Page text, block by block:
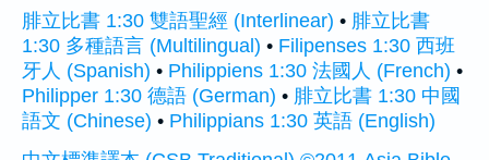
腓立比書 1:30 雙語聖經 (Interlinear) • 腓立比書
1:30 多種語言 (Multilingual) • Filipenses 1:30 西班
牙人 (Spanish) • Philippiens 1:30 法國人 (French) •
Philipper 1:30 德語 (German) • 腓立比書 1:30 中國
語文 (Chinese) • Philippians 1:30 英語 (English)